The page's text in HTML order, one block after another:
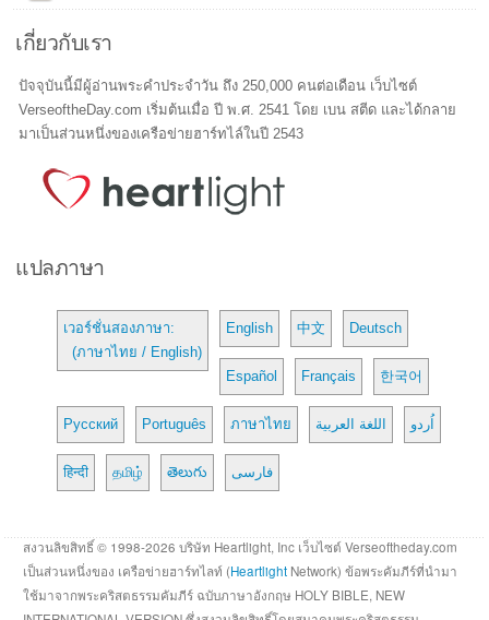
เกี่ยวกับเรา
ปัจจุบันนี้มีผู้อ่านพระคำประจำวัน ถึง 250,000 คนต่อเดือน เว็บไซต์
VerseoftheDay.com เริ่มต้นเมื่อ ปี พ.ศ. 2541 โดย เบน สตีด และได้กลาย
มาเป็นส่วนหนึ่งของเครือข่ายฮาร์ทไล์ในปี 2543
แปลภาษา
เวอร์ชั่นสองภาษา:
(ภาษาไทย / English)
English 中文 Deutsch
Español Français 한국어
Русский Português ภาษาไทย اللغة العربية اُردو
हिन्दी தமிழ் తెలుగు فارسی
สงวนลิขสิทธิ์ © 1998-2026 บริษัท Heartlight, Inc เว็บไซต์ Verseoftheday.com
เป็นส่วนหนึ่งของ เครือข่ายฮาร์ทไลท์ (Heartlight Network) ข้อพระคัมภีร์ที่นำมา
ใช้มาจากพระคริสตธรรมคัมภีร์ ฉบับภาษาอังกฤษ HOLY BIBLE, NEW